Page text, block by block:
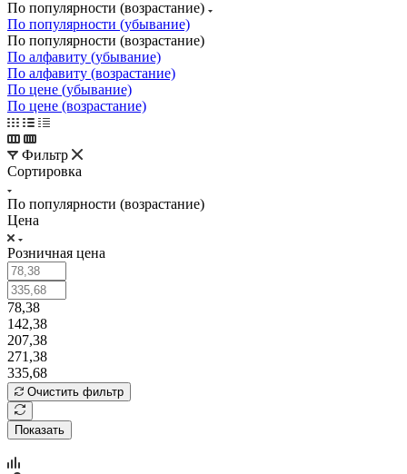
По популярности (возрастание)
По популярности (убывание)
По популярности (возрастание)
По алфавиту (убывание)
По алфавиту (возрастание)
По цене (убывание)
По цене (возрастание)
Фильтр
Сортировка
По популярности (возрастание)
Цена
Розничная цена
78,38
142,38
207,38
271,38
335,68
Очистить фильтр
Показать